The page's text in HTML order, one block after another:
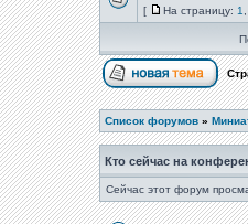
[ На страницу: 1
Список форумов »
Кто сейчас на
Сейчас этот форум